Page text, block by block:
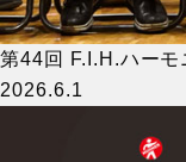
第44回 F.I.H.ハーモ
2026.6.1